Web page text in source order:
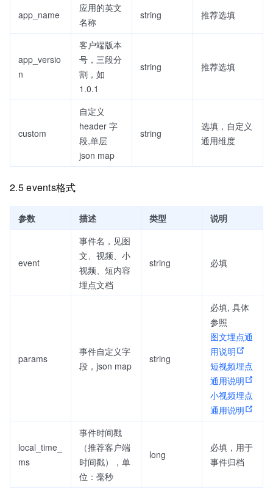
app_name
应用的英文
名称
string 推荐选填
app_versio
n
客户端版本
号，三段分
割，如
1.0.1
string 推荐选填
custom
自定义
header 字
段,单层
json map
string
选填，自定义
通用维度
2.5 events格式
参数 描述 类型 说明
event
事件名，见图
文、视频、小
视频、短内容
埋点文档
string 必填
params
事件自定义字
段，json map
string
必填, 具体
参照
图文埋点通
用说明
短视频埋点
通用说明
小视频埋点
通用说明
local_time_
ms
事件时间戳
（推荐客户端
时间戳），单
位：毫秒
long
必填，用于
事件归档